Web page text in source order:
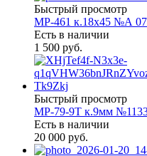
Быстрый просмотр
МР-461 к.18х45 №А
Есть в наличии
1 500 руб.
Быстрый просмотр
МР-79-9Т к.9мм
Есть в наличии
20 000 руб.